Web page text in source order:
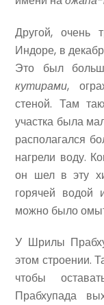
Другой, очень
Индоре, в
Это был
кутирами,
стеной. Там
участка была
располагался
нагрели воду.
он шел в эту
горячей
можно было
У Шрилы
этом строении.
чтобы
Прабхупада